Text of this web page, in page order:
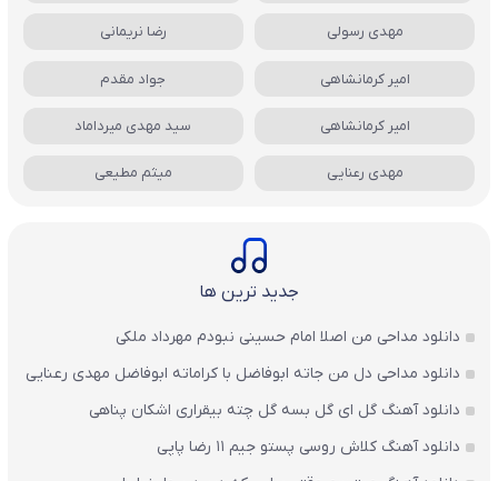
مهدی رسولی رضا نریمانی
امیر کرمانشاهی جواد مقدم
امیر کرمانشاهی سید مهدی میرداماد
مهدی رعنایی میثم مطیعی
جدید ترین ها
دانلود مداحی من اصلا امام حسینی نبودم مهرداد ملکی
دانلود مداحی دل من جاته ابوفاضل با کراماته ابوفاضل مهدی رعنایی
دانلود آهنگ گل ای گل بسه گل چته بیقراری اشکان پناهی
دانلود آهنگ کلاش روسی پستو جیم ۱۱ رضا پاپی